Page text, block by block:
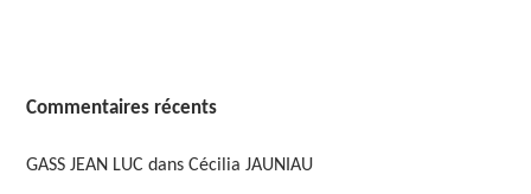
Commentaires récents
GASS JEAN LUC dans Cécilia JAUNIAU